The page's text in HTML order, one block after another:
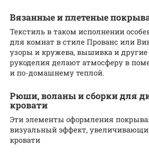
Вязанные и плетеные
Текстиль в таком исполнении
для комнат в стиле Прованс или
узоры и кружева, вышивка и
рукоделия делают атмосферу в
и по-домашнему теплой.
Рюши, воланы и сборки для
кровати
Эти элементы оформления
визуальный эффект,
кровати